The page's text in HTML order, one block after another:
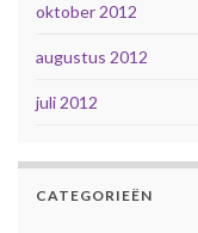
oktober 2012
augustus 2012
juli 2012
CATEGORIEËN